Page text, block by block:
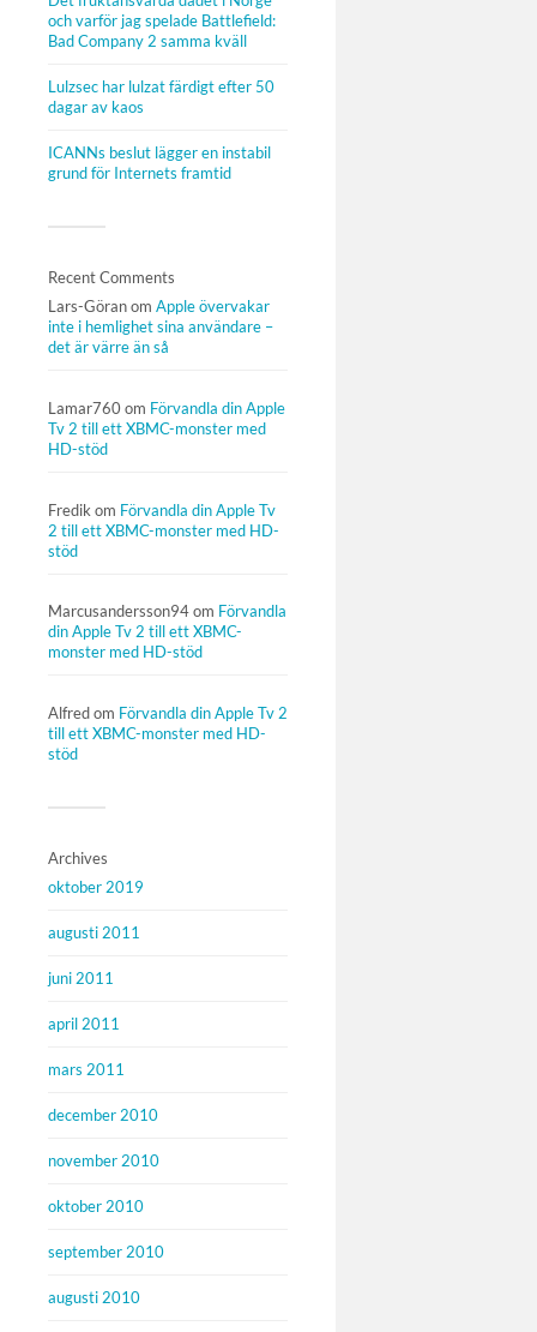
och varför jag spelade Battlefield:
Bad Company 2 samma kväll
Lulzsec har lulzat färdigt efter 50
dagar av kaos
ICANNs beslut lägger en instabil
grund för Internets framtid
Recent Comments
Lars-Göranom Apple övervakar
inte i hemlighet sina användare –
det är värre än så
Lamar760 om Förvandla din Apple
Tv 2 till ett XBMC-monster med
HD-stöd
Fredik om Förvandla din Apple Tv
2 till ett XBMC-monster med HD-
stöd
Marcusandersson94om Förvandla
din Apple Tv 2 till ett XBMC-
monster med HD-stöd
Alfredom Förvandla din Apple Tv 2
till ett XBMC-monster med HD-
stöd
Archives
oktober 2019
augusti 2011
juni 2011
april 2011
mars 2011
december 2010
november 2010
oktober 2010
september 2010
augusti 2010